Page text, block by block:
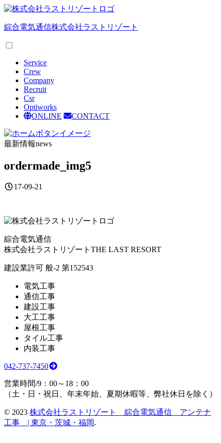
綜合電気通信株式会社ラストリゾート
Service
Crew
Company
Recruit
Csr
Optiworks
ONLINE
CONTACT
最新情報news
ordermade_img5
17-09-21
綜合電気通信
株式会社ラストリゾート THE LAST RESORT
建設業許可 般-2 第152543
電気工事
通信工事
建設工事
大工工事
屋根工事
タイル工事
内装工事
042-737-7450
営業時間/9：00～18：00
（土・日・祝日、年末年始、夏期休暇等、弊社休日を除く）
© 2023 株式会社ラストリゾート 綜合電気通信 アンテナ
工事 | 東京・茨城・福岡.